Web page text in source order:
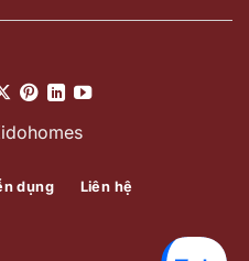
dụng Liên hệ